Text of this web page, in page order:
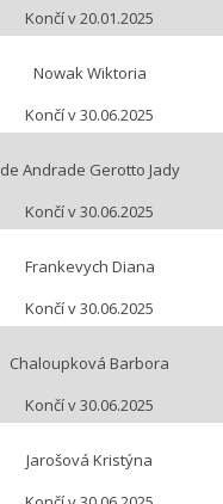
Končí v 20.01.2025
Nowak Wiktoria
Končí v 30.06.2025
de Andrade Gerotto Jady
Končí v 30.06.2025
Frankevych Diana
Končí v 30.06.2025
Chaloupková Barbora
Končí v 30.06.2025
Jarošová Kristýna